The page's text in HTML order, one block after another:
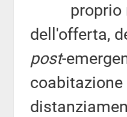
proprio
dell'offerta,
post-